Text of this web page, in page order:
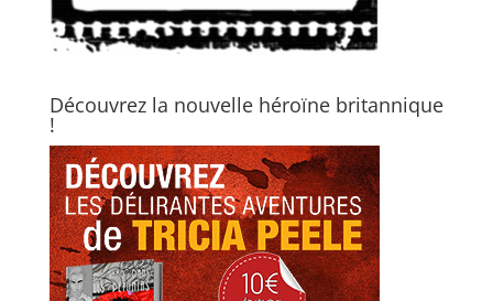
Découvrez la nouvelle héroïne britannique
!